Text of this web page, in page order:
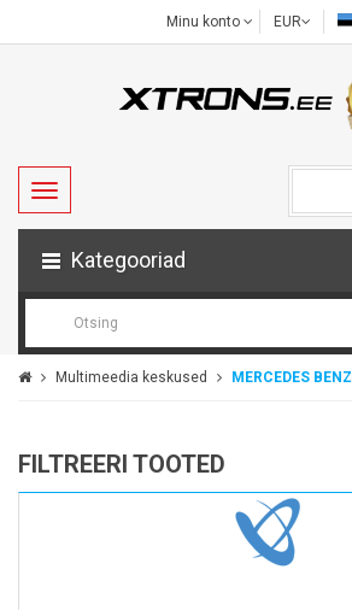
Minu konto EUR
Kategooriad
Multimeedia keskused MERCEDES BENZ
FILTREERI TOOTED